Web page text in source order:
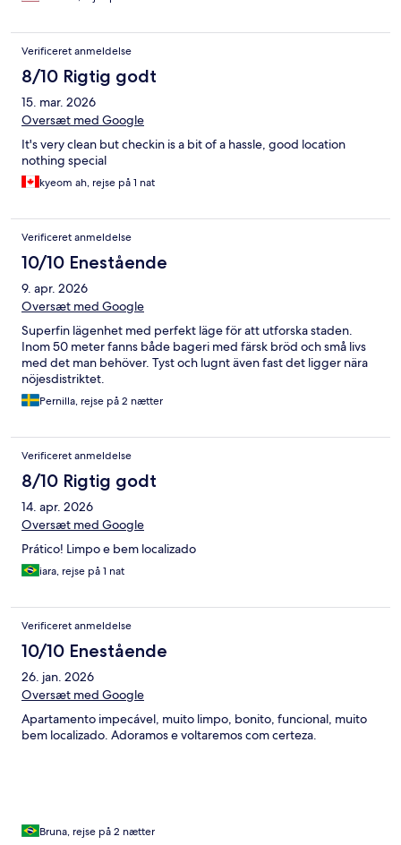
Verificeret anmeldelse
8/10 Rigtig godt
15. mar. 2026
Oversæt med Google
It's very clean but checkin is a bit of a hassle, good location
nothing special
kyeom ah, rejse på 1 nat
Verificeret anmeldelse
10/10 Enestående
9. apr. 2026
Oversæt med Google
Superfin lägenhet med perfekt läge för att utforska staden.
Inom 50 meter fanns både bageri med färsk bröd och små livs
med det man behöver. Tyst och lugnt även fast det ligger nära
nöjesdistriktet.
Pernilla, rejse på 2 nætter
Verificeret anmeldelse
8/10 Rigtig godt
14. apr. 2026
Oversæt med Google
Prático! Limpo e bem localizado
iara, rejse på 1 nat
Verificeret anmeldelse
10/10 Enestående
26. jan. 2026
Oversæt med Google
Apartamento impecável, muito limpo, bonito, funcional, muito
bem localizado. Adoramos e voltaremos com certeza.
Bruna, rejse på 2 nætter